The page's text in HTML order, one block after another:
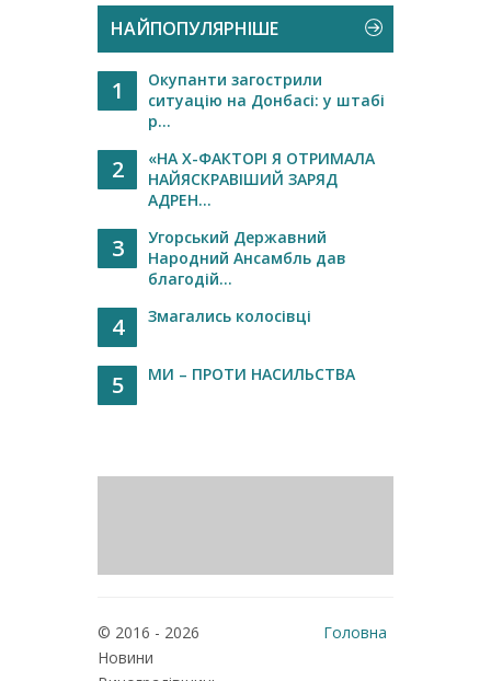
НАЙПОПУЛЯРНІШЕ
1
Окупанти загострили
ситуацію на Донбасі: у штабі
р...
2
«НА Х-ФАКТОРІ Я ОТРИМАЛА
НАЙЯСКРАВІШИЙ ЗАРЯД
АДРЕН...
3
Угорський Державний
Народний Ансамбль дав
благодій...
4 Змагались колосівці
5 МИ – ПРОТИ НАСИЛЬСТВА
© 2016 - 2026
Новини
Головна